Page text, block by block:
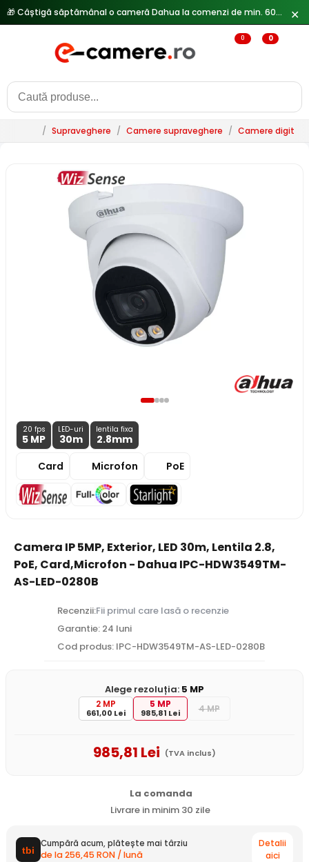
🔥Reduceri de pana la 25% doar in luna iulie → Vezi ofertele
✕
0 0
/ Supraveghere / Camere supraveghere / Camere digitale
20 fps
5 MP
LED-uri
30m
lentila fixa
2.8mm
Card
Microfon PoE
Camera IP 5MP, Exterior, LED 30m, Lentila 2.8,
PoE, Card,Microfon - Dahua IPC-HDW3549TM-
AS-LED-0280B
Recenzii:Fii primul care lasă o recenzie
Garantie: 24 luni
Cod produs: IPC-HDW3549TM-AS-LED-0280B
Alege rezoluția: 5 MP
2 MP
661,00 Lei
5 MP
985,81 Lei 4 MP
985,81 Lei (TVA inclus)
La comanda
Livrare in minim 30 zile
Cumpără acum, plătește mai târziu
de la 256,45 RON / lună
Detalii
aici